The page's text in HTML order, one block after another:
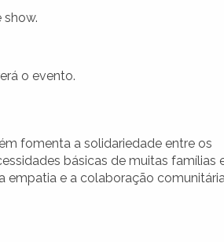
show.
o evento.
fomenta a solidariedade entre os
básicas de muitas famílias
empatia e a colaboração